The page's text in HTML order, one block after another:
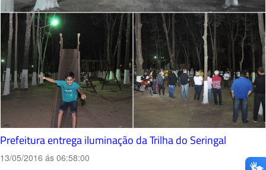
Prefeitura entrega iluminação da Trilha do Seringal
13/05/2016 ás 06:58:00